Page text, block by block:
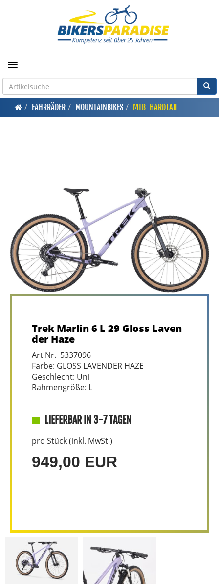
Toggle navigation
FAHRRÄDER MOUNTAINBIKES MTB-HARDTAIL
Trek Marlin 6 L 29 Gloss Laven
der Haze
Art.Nr. 5337096
Farbe: GLOSS LAVENDER HAZE
Geschlecht: Uni
Rahmengröße: L
LIEFERBAR IN 3-7 TAGEN
pro Stück (inkl. MwSt.)
949,00 EUR